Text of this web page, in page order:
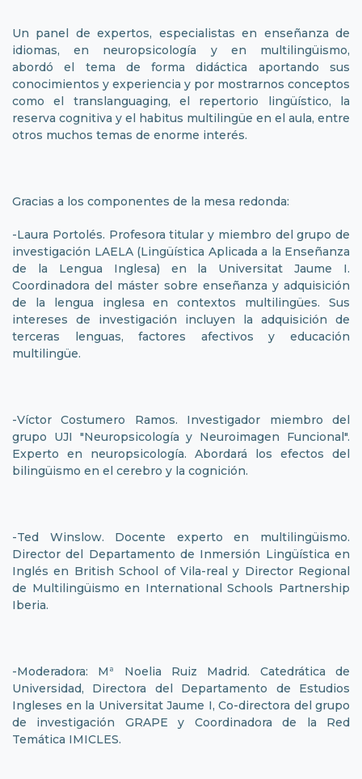
Un panel de expertos, especialistas en enseñanza de
idiomas, en neuropsicología y en multilingüismo,
abordó el tema de forma didáctica aportando sus
conocimientos y experiencia y por mostrarnos conceptos
como el translanguaging, el repertorio lingüístico, la
reserva cognitiva y el habitus multilingüe en el aula, entre
otros muchos temas de enorme interés.
Gracias a los componentes de la mesa redonda:
-Laura Portolés. Profesora titular y miembro del grupo de
investigación LAELA (Lingüística Aplicada a la Enseñanza
de la Lengua Inglesa) en la Universitat Jaume I.
Coordinadora del máster sobre enseñanza y adquisición
de la lengua inglesa en contextos multilingües. Sus
intereses de investigación incluyen la adquisición de
terceras lenguas, factores afectivos y educación
multilingüe.
-Víctor Costumero Ramos. Investigador miembro del
grupo UJI "Neuropsicología y Neuroimagen Funcional".
Experto en neuropsicología. Abordará los efectos del
bilingüismo en el cerebro y la cognición.
-Ted Winslow. Docente experto en multilingüismo.
Director del Departamento de Inmersión Lingüística en
Inglés en British School of Vila-real y Director Regional
de Multilingüismo en International Schools Partnership
Iberia.
-Moderadora: Mª Noelia Ruiz Madrid. Catedrática de
Universidad, Directora del Departamento de Estudios
Ingleses en la Universitat Jaume I, Co-directora del grupo
de investigación GRAPE y Coordinadora de la Red
Temática IMICLES.